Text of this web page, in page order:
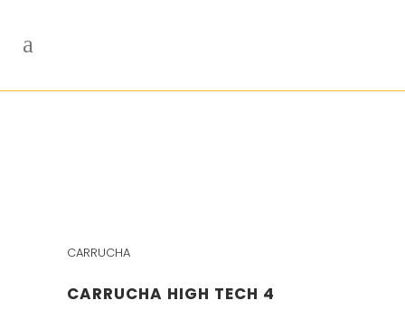
CARRUCHA
CARRUCHA HIGH TECH 4